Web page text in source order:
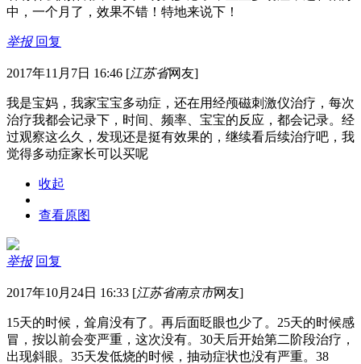
中，一个月了，效果不错！特地来说下！
举报 回复
2017年11月7日 16:46 [江苏省网友]
我是宝妈，我家宝宝多动症，还在用经颅磁刺激仪治疗，每次
治疗我都会记录下，时间、频率、宝宝的反应，都会记录。经
过观察这么久，发现还是挺有效果的，继续看后续治疗吧，我
觉得多动症家长可以买呢
收起
查看原图
举报 回复
2017年10月24日 16:33 [江苏省南京市网友]
15天的时候，耸肩没有了。再后面眨眼也少了。25天的时候感
冒，按以前会变严重，这次没有。30天后开始第二阶段治疗，
出现斜眼。35天发低烧的时候，抽动症状也没有严重。38